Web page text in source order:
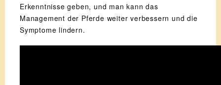
Erkenntnisse geben, und man kann das
Management der Pferde weiter verbessern und die
Symptome lindern.